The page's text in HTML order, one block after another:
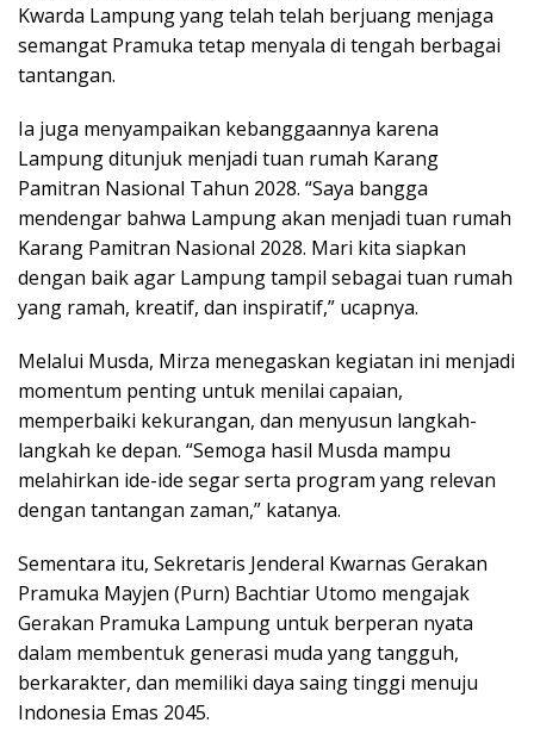
Kwarda Lampung yang telah telah berjuang menjaga
semangat Pramuka tetap menyala di tengah berbagai
tantangan.
Ia juga menyampaikan kebanggaannya karena
Lampung ditunjuk menjadi tuan rumah Karang
Pamitran Nasional Tahun 2028. “Saya bangga
mendengar bahwa Lampung akan menjadi tuan rumah
Karang Pamitran Nasional 2028. Mari kita siapkan
dengan baik agar Lampung tampil sebagai tuan rumah
yang ramah, kreatif, dan inspiratif,” ucapnya.
Melalui Musda, Mirza menegaskan kegiatan ini menjadi
momentum penting untuk menilai capaian,
memperbaiki kekurangan, dan menyusun langkah-
langkah ke depan. “Semoga hasil Musda mampu
melahirkan ide-ide segar serta program yang relevan
dengan tantangan zaman,” katanya.
Sementara itu, Sekretaris Jenderal Kwarnas Gerakan
Pramuka Mayjen (Purn) Bachtiar Utomo mengajak
Gerakan Pramuka Lampung untuk berperan nyata
dalam membentuk generasi muda yang tangguh,
berkarakter, dan memiliki daya saing tinggi menuju
Indonesia Emas 2045.